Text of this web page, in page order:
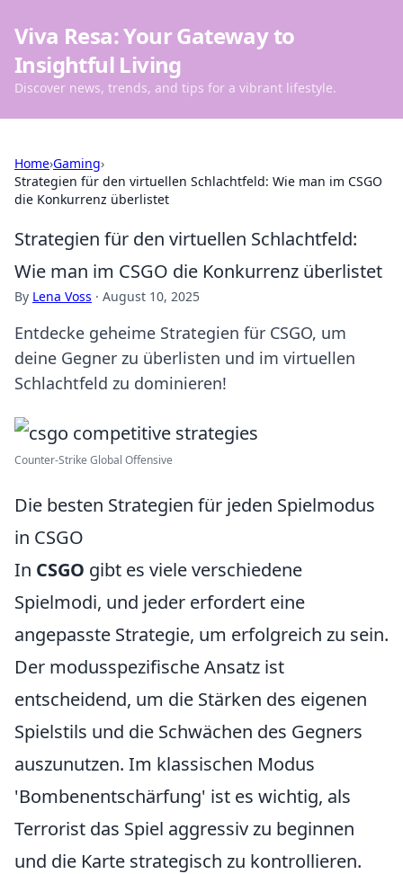
Viva Resa: Your Gateway to
Insightful Living
Discover news, trends, and tips for a vibrant lifestyle.
Home›Gaming›
Strategien für den virtuellen Schlachtfeld: Wie man im CSGO
die Konkurrenz überlistet
Strategien für den virtuellen Schlachtfeld:
Wie man im CSGO die Konkurrenz überlistet
By Lena Voss · August 10, 2025
Entdecke geheime Strategien für CSGO, um
deine Gegner zu überlisten und im virtuellen
Schlachtfeld zu dominieren!
Counter‐Strike Global Offensive
Die besten Strategien für jeden Spielmodus
in CSGO
In CSGO gibt es viele verschiedene
Spielmodi, und jeder erfordert eine
angepasste Strategie, um erfolgreich zu sein.
Der modusspezifische Ansatz ist
entscheidend, um die Stärken des eigenen
Spielstils und die Schwächen des Gegners
auszunutzen. Im klassischen Modus
'Bombenentschärfung' ist es wichtig, als
Terrorist das Spiel aggressiv zu beginnen
und die Karte strategisch zu kontrollieren.